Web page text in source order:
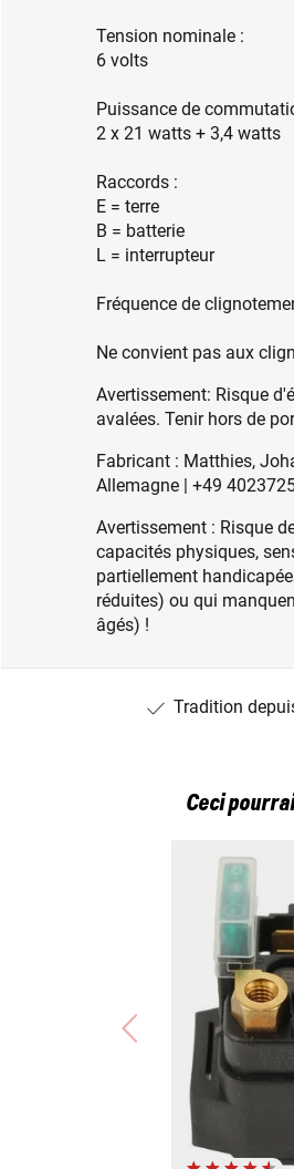
Tension nominale :
6 volts
Puissance de
2 x 21 watts + 3,4 watts
Raccords :
E = terre
B = batterie
L = interrupteur
Fréquence de
Ne convient pas aux
Avertissement: Risque
avalées. Tenir hors de
Fabricant : Matthies,
Allemagne | +49
Avertissement : Risque
capacités physiques,
partiellement
réduites) ou qui
âgés) !
Tradition
Ceci